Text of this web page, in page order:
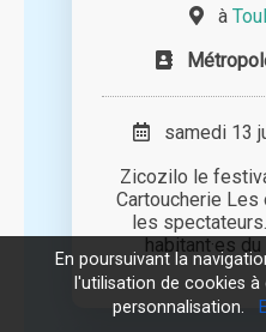
à
samedi 13
Zicozilo le
Cartoucherie Les
les
habitant·es du
En poursuivant la
l'utilisation de cookies
personnalisation.